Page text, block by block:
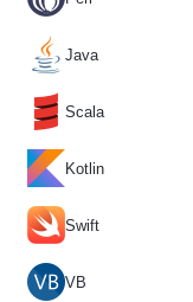
Java
Scala
Kotlin
Swift
VB